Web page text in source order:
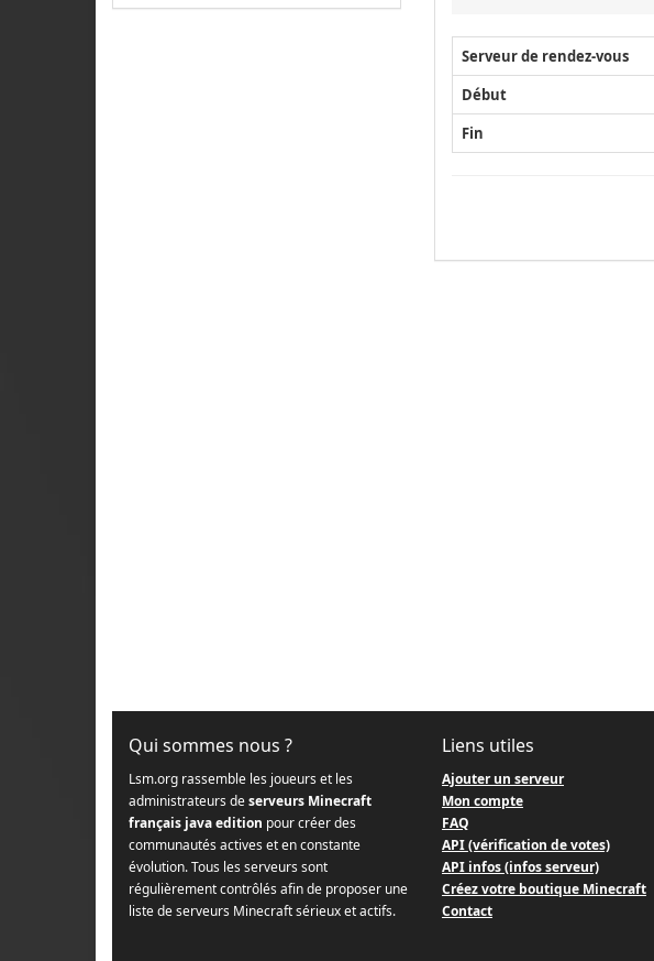
Serveur de rendez-vous
Début
Fin
Qui sommes nous ?
Lsm.org rassemble les joueurs et les
administrateurs deserveurs Minecraft
français java edition pour créer des
communautés actives et en constante
évolution. Tous les serveurs sont
régulièrement contrôlés afin de proposer une
liste de serveurs Minecraft sérieux et actifs.
Liens utiles
Ajouter un serveur
Mon compte
FAQ
API (vérification de votes)
API infos (infos serveur)
Créez votre boutique Minecraft
Contact